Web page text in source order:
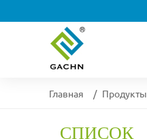
Главная Продукты
СПИСОК